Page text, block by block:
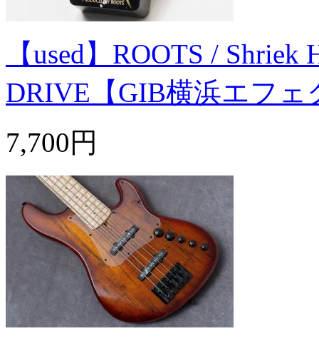
【used】ROOTS /
DRIVE【GIB横浜エフェ
7,700円